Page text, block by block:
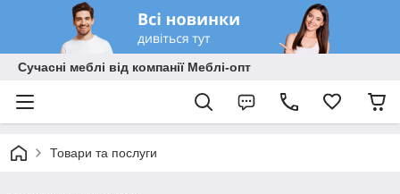
Сучасні меблі від компанії Меблі-опт
Товари та послуги